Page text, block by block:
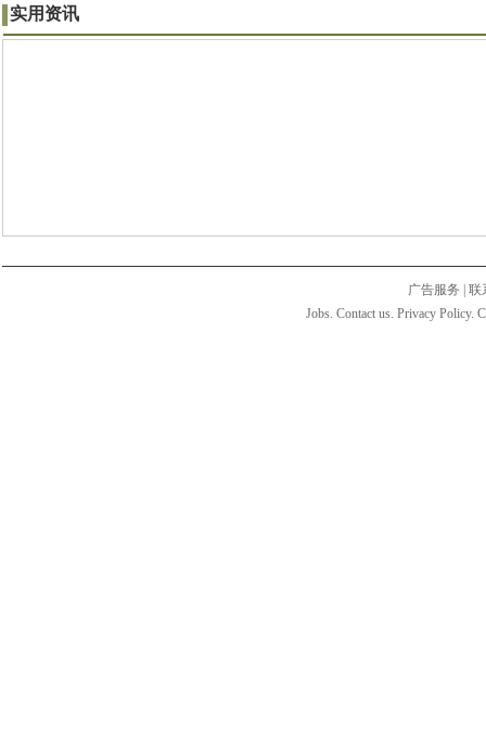
实用资讯
广告服务
联
Jobs. Contact us. Privacy Policy.